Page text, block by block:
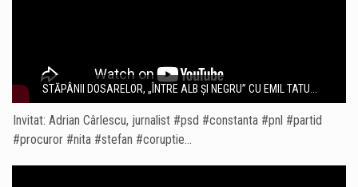
STĂPÂNII DOSARELOR, „ÎNTRE ALB ȘI NEGRU” CU EMIL TATU...
Invitat: Adrian Cârlescu, jurnalist #psd #constanta #pnl #partid
#procuror #nita #stefan #coruptie…